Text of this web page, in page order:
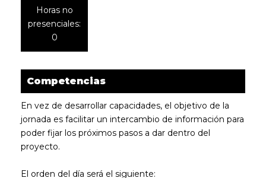
Horas no
presenciales:
0
Competencias
En vez de desarrollar capacidades, el objetivo de la
jornada es facilitar un intercambio de información para
poder fijar los próximos pasos a dar dentro del
proyecto.
El orden del día será el siguiente: